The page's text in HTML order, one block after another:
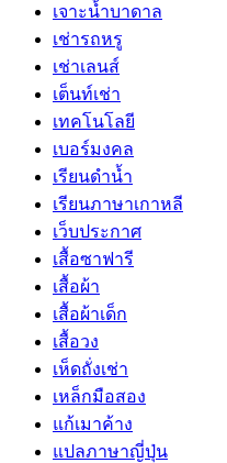
เจาะน้ำบาดาล
เช่ารถหรู
เช่าเลนส์
เต็นท์เช่า
เทคโนโลยี
เบอร์มงคล
เรียนดำน้ำ
เรียนภาษาเกาหลี
เว็บประกาศ
เสื้อซาฟารี
เสื้อผ้า
เสื้อผ้าเด็ก
เสื้อวง
เห็ดถั่งเช่า
เหล็กมือสอง
แก้เมาค้าง
แปลภาษาญี่ปุ่น